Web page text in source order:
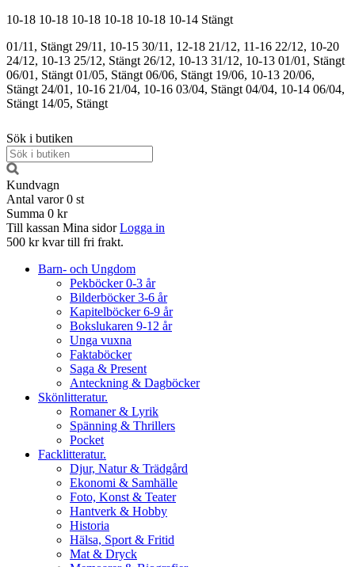
10-18 10-18 10-18 10-18 10-18 10-14 Stängt
01/11, Stängt 29/11, 10-15 30/11, 12-18 21/12, 11-16 22/12, 10-20
24/12, 10-13 25/12, Stängt 26/12, 10-13 31/12, 10-13 01/01, Stängt
06/01, Stängt 01/05, Stängt 06/06, Stängt 19/06, 10-13 20/06,
Stängt 24/01, 10-16 21/04, 10-16 03/04, Stängt 04/04, 10-14 06/04,
Stängt 14/05, Stängt
Sök i butiken
Kundvagn
Antal varor 0 st
Summa 0 kr
Till kassan Mina sidor Logga in
500 kr kvar till fri frakt.
Barn- och Ungdom
Pekböcker 0-3 år
Bilderböcker 3-6 år
Kapitelböcker 6-9 år
Bokslukaren 9-12 år
Unga vuxna
Faktaböcker
Saga & Present
Anteckning & Dagböcker
Skönlitteratur.
Romaner & Lyrik
Spänning & Thrillers
Pocket
Facklitteratur.
Djur, Natur & Trädgård
Ekonomi & Samhälle
Foto, Konst & Teater
Hantverk & Hobby
Historia
Hälsa, Sport & Fritid
Mat & Dryck